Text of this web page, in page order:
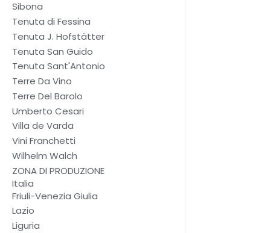
Sibona
Tenuta di Fessina
Tenuta J. Hofstätter
Tenuta San Guido
Tenuta Sant'Antonio
Terre Da Vino
Terre Del Barolo
Umberto Cesari
Villa de Varda
Vini Franchetti
Wilhelm Walch
ZONA DI PRODUZIONE
Italia
Friuli-Venezia Giulia
Lazio
Liguria